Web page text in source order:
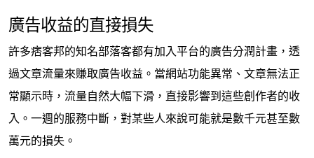
廣告收益的直接損失
許多痞客邦的知名部落客都有加入平台的廣告分潤計畫，透
過文章流量來賺取廣告收益。當網站功能異常、文章無法正
常顯示時，流量自然大幅下滑，直接影響到這些創作者的收
入。一週的服務中斷，對某些人來說可能就是數千元甚至數
萬元的損失。